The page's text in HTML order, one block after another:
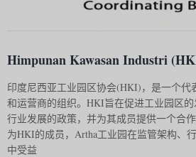
Himpunan Kawasan Industri
印度尼西亚工业园区协会(HKI)，是一个代
和运营商的组织。HKI旨在促进工业园区
行业发展的政策，并为其成员提供一个合
为HKI的成员，Artha工业园在监管架构、
中受益